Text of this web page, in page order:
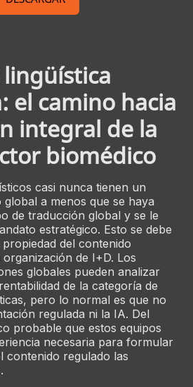
el camino hacia
integral de la
biomédico
casi nunca tienen un
a menos que se haya
de traducción global y se le
estratégico. Esto se debe
del contenido
de I+D. Los
globales pueden analizar
de la categoría de
pero lo normal es que no
regulada ni la IA. Del
probable que estos equipos
necesaria para formular
contenido regulado las